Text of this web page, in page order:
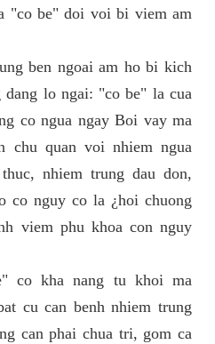
"co be" doi voi bi viem am
ben ngoai am ho bi kich
lo ngai: "co be" la cua
co ngua ngay Boi vay ma
chu quan voi nhiem ngua
nhiem trung dau don,
co nguy co la ¿hoi chuong
viem phu khoa con nguy
co kha nang tu khoi ma
cu can benh nhiem trung
can phai chua tri, gom ca